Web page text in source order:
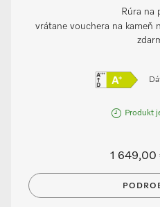
Rúra na
vrátane vouchera na kameň
Produkt
1 649,00